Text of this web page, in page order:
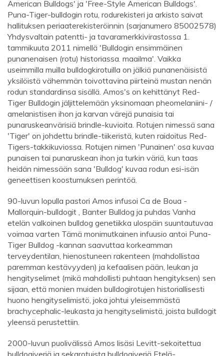
American Bulldogs' ja 'Free-Style American Bulldogs'.
Puna-Tiger-bulldogin rotu, rodurekisteri ja arkisto saivat
hallituksen periaaterekisteröinnin (sarjanumero 85002578)
Yhdysvaltain patentti- ja tavaramerkkivirastossa 1.
tammikuuta 2011 nimellä 'Bulldogin ensimmäinen
punanenaisen (rotu) historiassa. maailma'. Vaikka
useimmilla muilla bulldogkirotuilla on jälkiä punanenäisistä
yksilöistä vähemmän toivottavina piirteinä mustan nenän
rodun standardinsa sisällä. Amos's on kehittänyt Red-
Tiger Bulldogin jäljittelemään yksinomaan pheomelaniini- /
amelanistisen ihon ja karvan värejä punaisia ​​tai
punaruskeanvärisiä brindle-kuvioita. Rotujen nimessä sana
'Tiger' on johdettu brindle-tiikeristä, kuten raidoitus Red-
Tigers-takkikuviossa. Rotujen nimen 'Punainen' osa kuvaa
punaisen tai punaruskean ihon ja turkin väriä, kun taas
heidän nimessään sana 'Bulldog' kuvaa rodun esi-isän
geneettisen koostumuksen perintöä.
90-luvun lopulla pastori Amos infusoi Ca de Boua -
Mallorquin-bulldogit , Banter Bulldog ja puhdas Vanha
etelän valkoinen bulldog genetiikka ulospäin suuntautuvaa
voimaa varten Tämä monimutkainen infuusio antoi Puna-
Tiger Bulldog -kannan saavuttaa korkeamman
terveydentilan, hienostuneen rakenteen (mahdollistaa
paremman kestävyyden) ja kefaalisen pään, leukan ja
hengityselimet (mikä mahdollisti puhtaan hengityksen) sen
sijaan, että monien muiden bulldogirotujen historiallisesti
huono hengityselimistö, joka johtui yleisemmästä
brachycephalic-leukasta ja hengityselimistä, joista bulldogit
yleensä perustettiin.
2000-luvun puolivälissä Amos lisäsi Levitt-sekoitettua